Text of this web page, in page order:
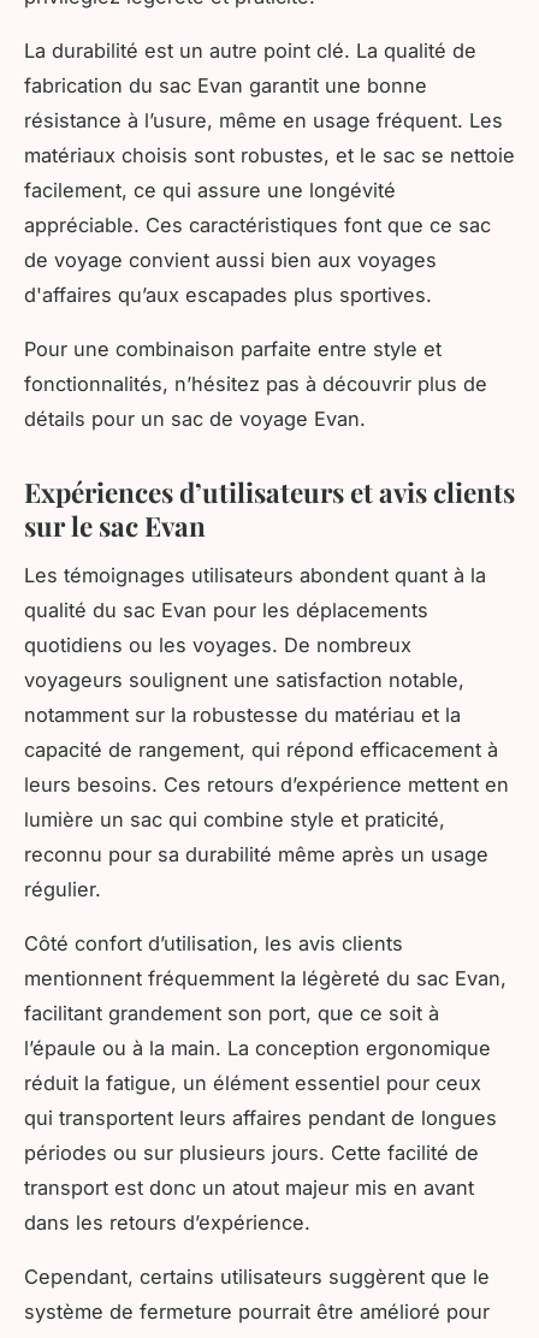
La durabilité est un autre point clé. La qualité de
fabrication du sac Evan garantit une bonne
résistance à l’usure, même en usage fréquent. Les
matériaux choisis sont robustes, et le sac se nettoie
facilement, ce qui assure une longévité
appréciable. Ces caractéristiques font que ce sac
de voyage convient aussi bien aux voyages
d'affaires qu’aux escapades plus sportives.
Pour une combinaison parfaite entre style et
fonctionnalités, n’hésitez pas à découvrir plus de
détails pour un sac de voyage Evan.
Expériences d’utilisateurs et avis clients
sur le sac Evan
Les témoignages utilisateurs abondent quant à la
qualité du sac Evan pour les déplacements
quotidiens ou les voyages. De nombreux
voyageurs soulignent une satisfaction notable,
notamment sur la robustesse du matériau et la
capacité de rangement, qui répond efficacement à
leurs besoins. Ces retours d’expérience mettent en
lumière un sac qui combine style et praticité,
reconnu pour sa durabilité même après un usage
régulier.
Côté confort d’utilisation, les avis clients
mentionnent fréquemment la légèreté du sac Evan,
facilitant grandement son port, que ce soit à
l’épaule ou à la main. La conception ergonomique
réduit la fatigue, un élément essentiel pour ceux
qui transportent leurs affaires pendant de longues
périodes ou sur plusieurs jours. Cette facilité de
transport est donc un atout majeur mis en avant
dans les retours d’expérience.
Cependant, certains utilisateurs suggèrent que le
système de fermeture pourrait être amélioré pour